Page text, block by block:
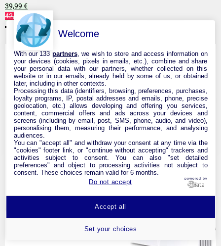
39,99 €
42,99 €Voir
TP-Link Répéteur WiFi 6 Pui...
Welcome
With our 133 partners, we wish to store and access information on
your devices (cookies, pixels in emails, etc.), combine and share
your personal data with our partners, whether collected on this
website or in our emails, already held by some of us, or obtained
later, including in other contexts.
Processing this data (identifiers, browsing, preferences, purchases,
loyalty programs, IP, postal addresses and emails, phone, precise
geolocation, etc.) allows developing and offering you services,
content, commercial offers and ads across your devices and
screens (including by email, post, SMS, phone, audio, and video),
personalising them, measuring their performance, and analysing
audiences.
You can "accept all" and withdraw your consent at any time via the
"cookies" footer link, or "continue without accepting" trackers and
activities subject to consent. You can also "set detailed
preferences" and object to processing activities not subject to
consent. These choices remain valid for 6 months.
Do not accept
powered by
Set your choices
Accept all